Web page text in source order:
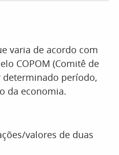
varia de acordo com
COPOM (Comitê de
período,
da economia.
valores de duas